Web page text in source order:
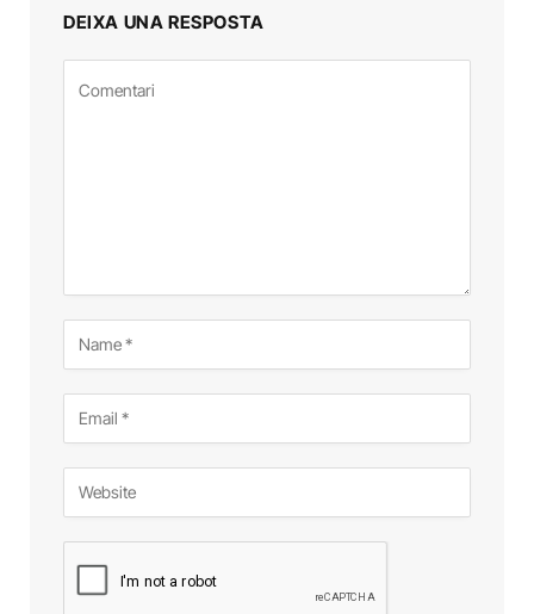
DEIXA UNA RESPOSTA